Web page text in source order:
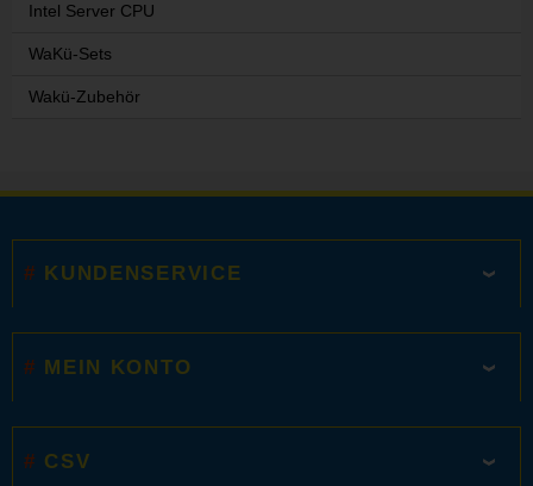
Intel Server CPU
WaKü-Sets
Wakü-Zubehör
KUNDENSERVICE
MEIN KONTO
CSV